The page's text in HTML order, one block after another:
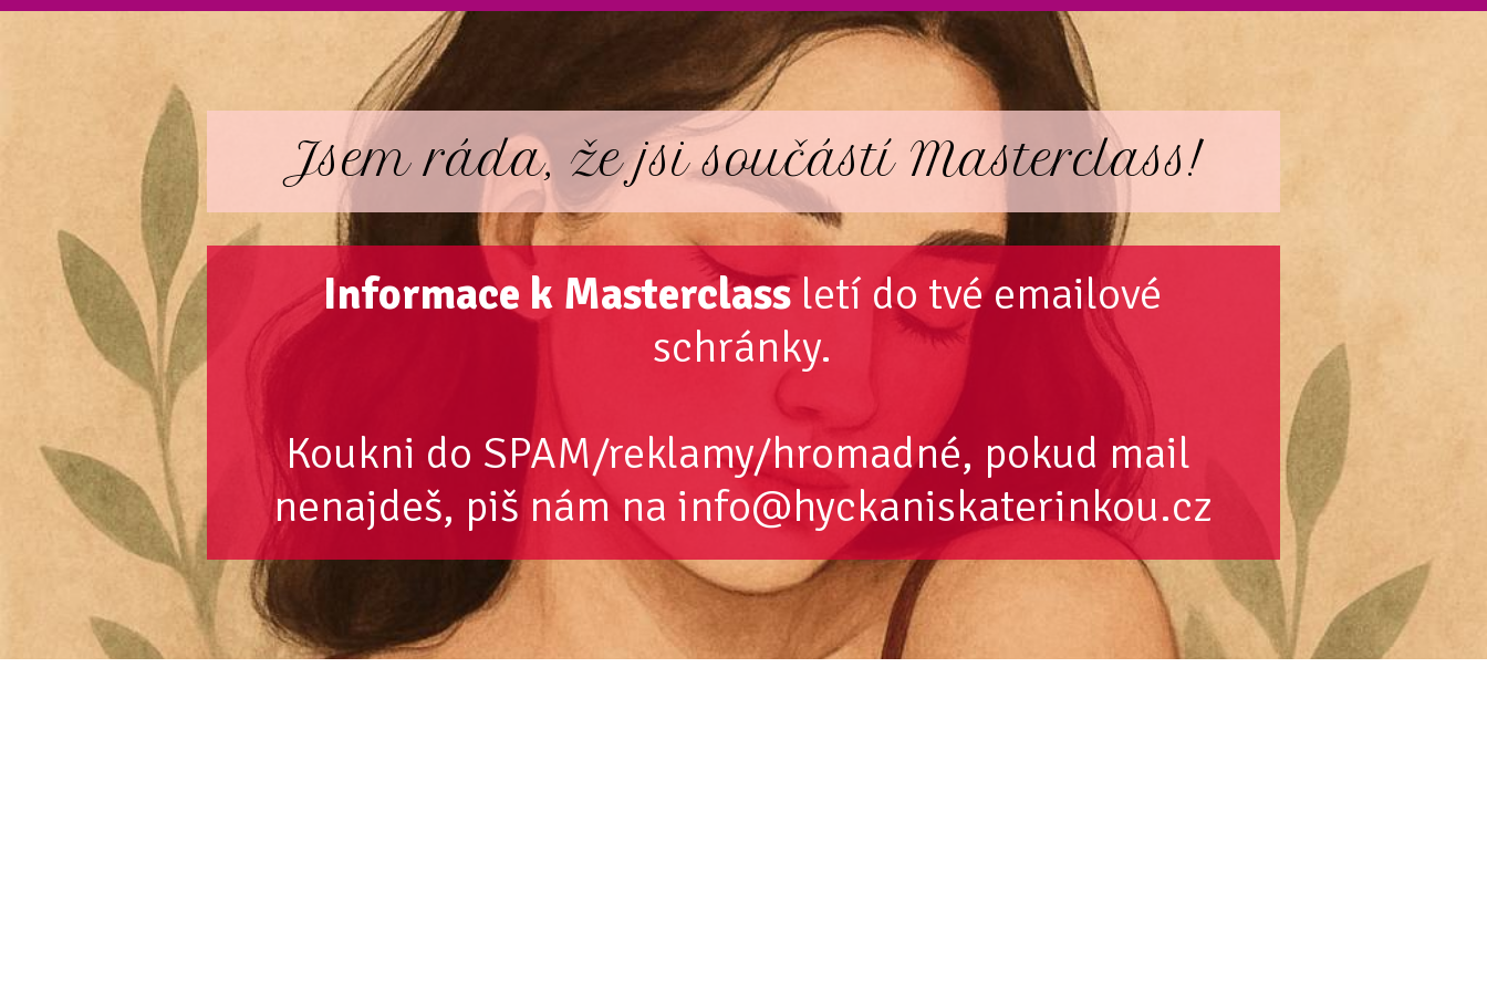
Jsem ráda, že jsi součástí Masterclass!
Informace k Masterclassletí do tvé emailové
schránky.
Koukni do SPAM/reklamy/hromadné, pokud mail
nenajdeš, piš nám na info@hyckaniskaterinkou.cz